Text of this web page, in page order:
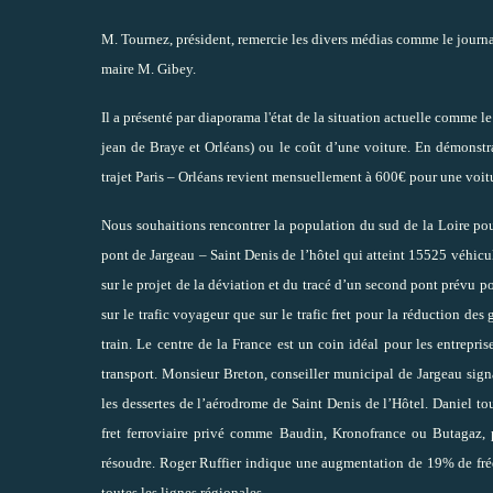
M. Tournez, président, remercie les divers médias comme le
maire M. Gibey.
Il a présenté par diaporama l'état de la situation actuelle comme
jean de Braye et Orléans) ou le coût d’une voiture. En
trajet Paris – Orléans revient mensuellement à 600€ pour une
Nous souhaitions rencontrer la population du sud de la Loire
pont de Jargeau – Saint Denis de l’hôtel qui atteint 15525
sur le projet de la déviation et du tracé d’un second pont prévu
sur le trafic voyageur que sur le trafic fret pour la réduction des
train. Le centre de la France est un coin idéal pour les
transport. Monsieur Breton, conseiller municipal de Jargeau
les dessertes de l’aérodrome de Saint Denis de l’Hôtel. Daniel
fret ferroviaire privé comme Baudin, Kronofrance ou
résoudre. Roger Ruffier indique une augmentation de 19% de